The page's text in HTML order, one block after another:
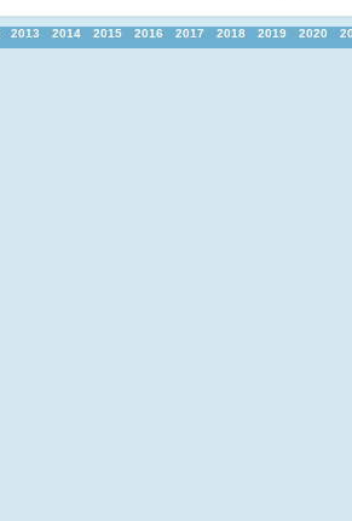
2013 2014 2015 2016 2017 2018 2019 2020